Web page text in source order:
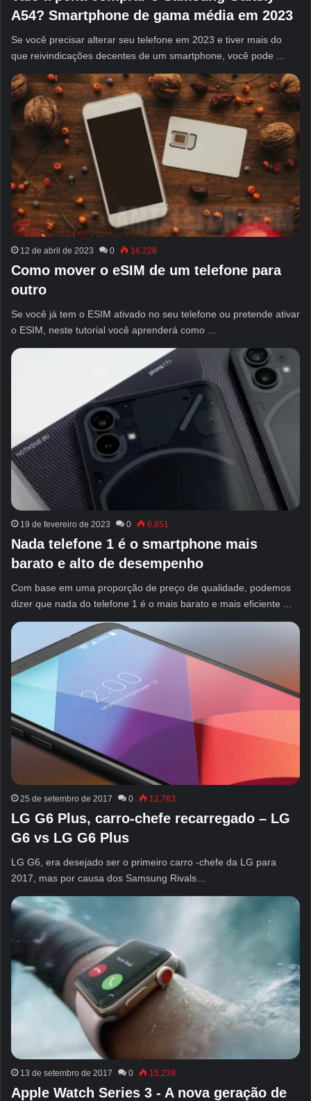
A54? Smartphone de gama média em 2023
Se você precisar alterar seu telefone em 2023 e tiver mais do
que reivindicações decentes de um smartphone, você pode ...
12 de abril de 2023 0 16,228
Como mover o eSIM de um telefone para
outro
Se você já tem o ESIM ativado no seu telefone ou pretende ativar
o ESIM, neste tutorial você aprenderá como ...
19 de fevereiro de 2023 0 6,651
Nada telefone 1 é o smartphone mais
barato e alto de desempenho
Com base em uma proporção de preço de qualidade, podemos
dizer que nada do telefone 1 é o mais barato e mais eficiente ...
25 de setembro de 2017 0 12,783
LG G6 Plus, carro-chefe recarregado – LG
G6 vs LG G6 Plus
LG G6, era desejado ser o primeiro carro -chefe da LG para
2017, mas por causa dos Samsung Rivals…
13 de setembro de 2017 0 15,239
Apple Watch Series 3 - A nova geração de